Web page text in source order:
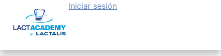
Iniciar sesión